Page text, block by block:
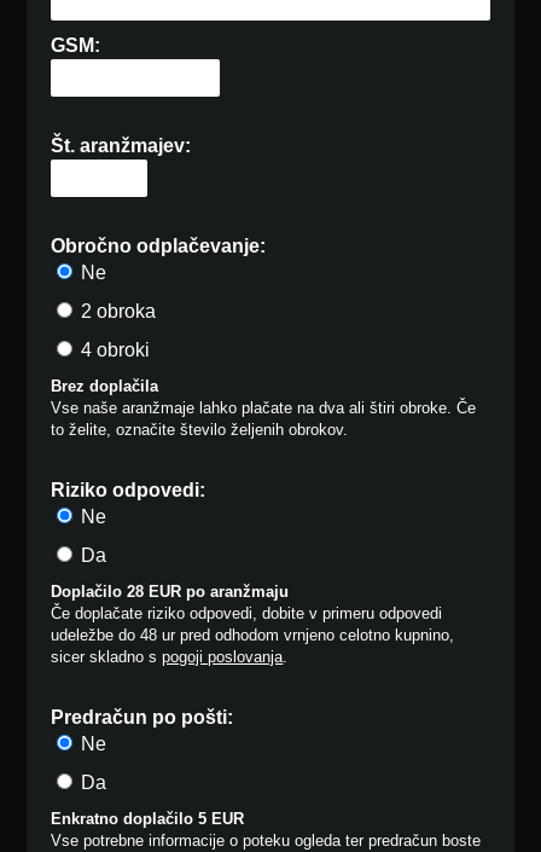
GSM:
Št. aranžmajev:
Obročno odplačevanje:
Ne
2 obroka
4 obroki
Brez doplačila
Vse naše aranžmaje lahko plačate na dva ali štiri obroke. Če
to želite, označite število željenih obrokov.
Riziko odpovedi:
Ne
Da
Doplačilo 28 EUR po aranžmaju
Če doplačate riziko odpovedi, dobite v primeru odpovedi
udeležbe do 48 ur pred odhodom vrnjeno celotno kupnino,
sicer skladno spogoji poslovanja.
Predračun po pošti:
Ne
Da
Enkratno doplačilo 5 EUR
Vse potrebne informacije o poteku ogleda ter predračun boste